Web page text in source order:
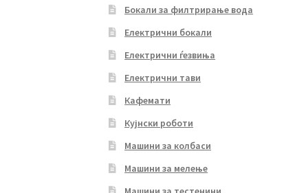
Бокали за филтрирање вода
Електрични бокали
Електрични ѓезвиња
Електрични тави
Кафемати
Кујнски роботи
Машини за колбаси
Машини за мелење